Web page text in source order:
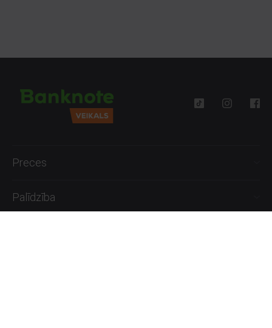
Preces
Palīdzība